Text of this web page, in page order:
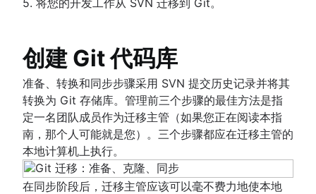
git blame
git reset
git rm
重写历史记录
git reflog
git pull
概述
合并冲突项
合并策略
比较工作流
功能分支工作流
Git 流工作流
创建新拷贝工作流
从 SVN 迁移到 Git
转换
同步
分享
迁移
从 Perforce 到 Git - 为什么迈出这一步
从 Perforce 迁移到 Git
使用 Git 和 Perforce：集成工作流程
如何移动带历史记录的 Git 存储库
创建 Git 代码库
准备、转换和同步步骤采用 SVN 提交历史记录并将其
转换为 Git 存储库。管理前三个步骤的最佳方法是指
定一名团队成员作为迁移主管（如果您正在阅读本指
南，那个人可能就是您）。三个步骤都应在迁移主管的
本地计算机上执行。
在同步阶段后，迁移主管应该可以毫不费力地使本地